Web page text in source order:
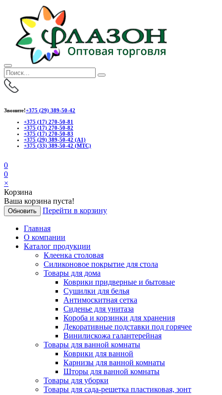
Звоните!+375 (29) 389-50-42
+375 (17) 270-50-81
+375 (17) 270-50-82
+375 (17) 270-50-83
+375 (29) 389-50-42 (А1)
+375 (33) 389-50-42 (МТС)
0
0
×
Корзина
Ваша корзина пуста!
Обновить Перейти в корзину
Главная
О компании
Каталог продукции
Клеенка столовая
Силиконовое покрытие для стола
Товары для дома
Коврики придверные и бытовые
Сушилки для белья
Антимоскитная сетка
Сиденье для унитаза
Короба и корзинки для хранения
Декоративные подставки под горячее
Винилискожа галантерейная
Товары для ванной комнаты
Коврики для ванной
Карнизы для ванной комнаты
Шторы для ванной комнаты
Товары для уборки
Товары для сада-решетка пластиковая, зонт